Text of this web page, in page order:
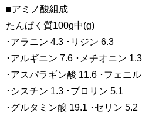
■アミノ酸組成
たんぱく質100g中(g)
･アラニン 4.3 ･リジン 6.3
･アルギニン 7.6 ･メチオニン 1.3
･アスパラギン酸 11.6 ･フェニ
･シスチン 1.3 ･プロリン 5.1
･グルタミン酸 19.1 ･セリン 5.2